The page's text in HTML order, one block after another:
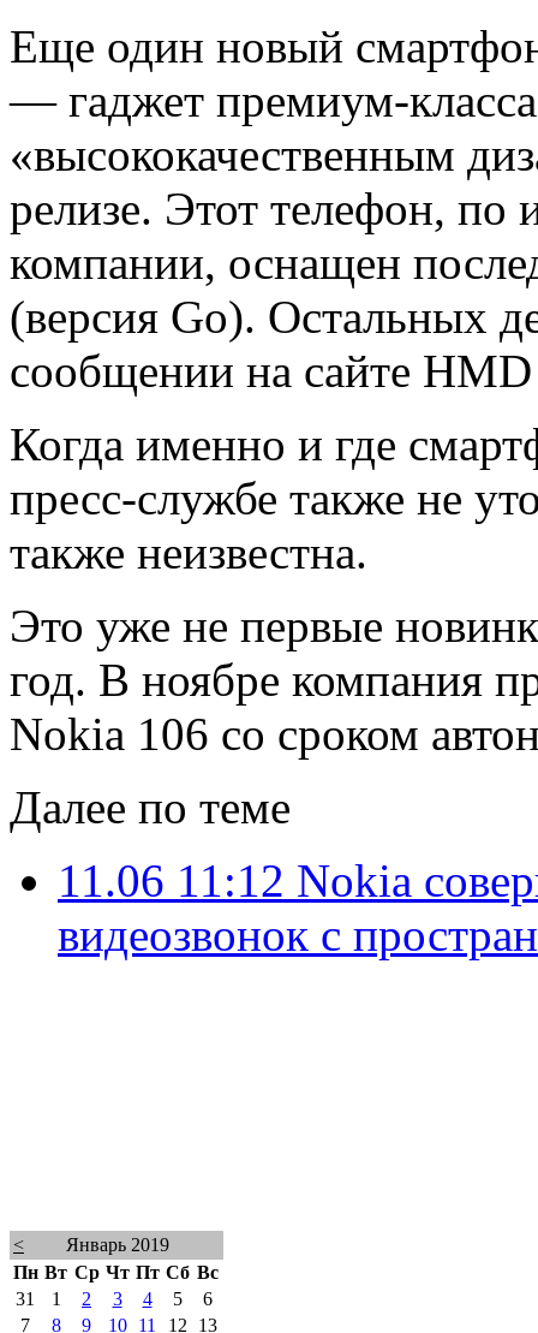
Еще один новый
— гаджет премиум-
«высококачественным
релизе. Этот телефон, по
компании, оснащен
(версия Go). Остальных
сообщении на сайте
Когда именно и где
пресс-службе также не
также неизвестна.​
Это уже не первые
год. В ноябре компания
Nokia 106 со сроком
Далее по теме
11.06 11:12 Nokia
видеозвонок с
<
Январь 2019
Пн Вт Ср Чт Пт Сб Вс
31
1 2 3 4 5
6
7
8 9 10 11 12 13